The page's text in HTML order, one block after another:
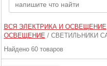
ВСЯ ЭЛЕКТРИКА И ОСВЕЩЕНИЕ
ОСВЕЩЕНИЕ / СВЕТИЛЬНИКИ
Найдено 60 товаров